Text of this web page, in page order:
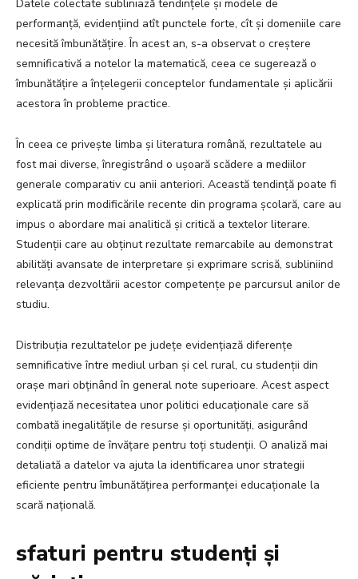
Datele colectate subliniază tendințele și modele de
performanță, evidențiind atît punctele forte, cît și domeniile care
necesită îmbunătățire. În acest an, s-a observat o creștere
semnificativă a notelor la matematică, ceea ce sugerează o
îmbunătățire a înțelegerii conceptelor fundamentale și aplicării
acestora în probleme practice.
În ceea ce privește limba și literatura română, rezultatele au
fost mai diverse, înregistrând o ușoară scădere a mediilor
generale comparativ cu anii anteriori. Această tendință poate fi
explicată prin modificările recente din programa școlară, care au
impus o abordare mai analitică și critică a textelor literare.
Studenții care au obținut rezultate remarcabile au demonstrat
abilități avansate de interpretare și exprimare scrisă, subliniind
relevanța dezvoltării acestor competențe pe parcursul anilor de
studiu.
Distribuția rezultatelor pe județe evidențiază diferențe
semnificative între mediul urban și cel rural, cu studenții din
orașe mari obținând în general note superioare. Acest aspect
evidențiază necesitatea unor politici educaționale care să
combată inegalitățile de resurse și oportunități, asigurând
condiții optime de învățare pentru toți studenții. O analiză mai
detaliată a datelor va ajuta la identificarea unor strategii
eficiente pentru îmbunătățirea performanței educaționale la
scară națională.
sfaturi pentru studenți și